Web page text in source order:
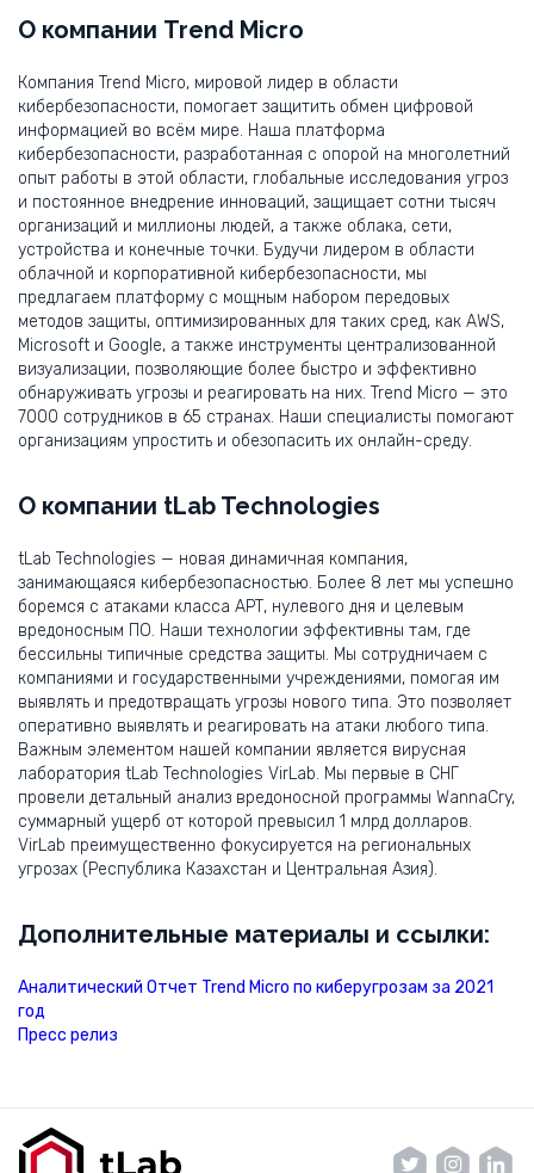
О компании Trend Micro
Компания Trend Micro, мировой лидер в области
кибербезопасности, помогает защитить обмен цифровой
информацией во всём мире. Наша платформа
кибербезопасности, разработанная с опорой на многолетний
опыт работы в этой области, глобальные исследования угроз
и постоянное внедрение инноваций, защищает сотни тысяч
организаций и миллионы людей, а также облака, сети,
устройства и конечные точки. Будучи лидером в области
облачной и корпоративной кибербезопасности, мы
предлагаем платформу с мощным набором передовых
методов защиты, оптимизированных для таких сред, как AWS,
Microsoft и Google, а также инструменты централизованной
визуализации, позволяющие более быстро и эффективно
обнаруживать угрозы и реагировать на них. Trend Micro — это
7000 сотрудников в 65 странах. Наши специалисты помогают
организациям упростить и обезопасить их онлайн-среду.
О компании tLab Technologies
tLab Technologies — новая динамичная компания,
занимающаяся кибербезопасностью. Более 8 лет мы успешно
боремся с атаками класса АРТ, нулевого дня и целевым
вредоносным ПО. Наши технологии эффективны там, где
бессильны типичные средства защиты. Мы сотрудничаем с
компаниями и государственными учреждениями, помогая им
выявлять и предотвращать угрозы нового типа. Это позволяет
оперативно выявлять и реагировать на атаки любого типа.
Важным элементом нашей компании является вирусная
лаборатория tLab Technologies VirLab. Мы первые в СНГ
провели детальный анализ вредоносной программы WannaCry,
суммарный ущерб от которой превысил 1 млрд долларов.
VirLab преимущественно фокусируется на региональных
угрозах (Республика Казахстан и Центральная Азия).
Дополнительные материалы и ссылки:
Аналитический Отчет Trend Micro по киберугрозам за 2021
год
Пресс релиз